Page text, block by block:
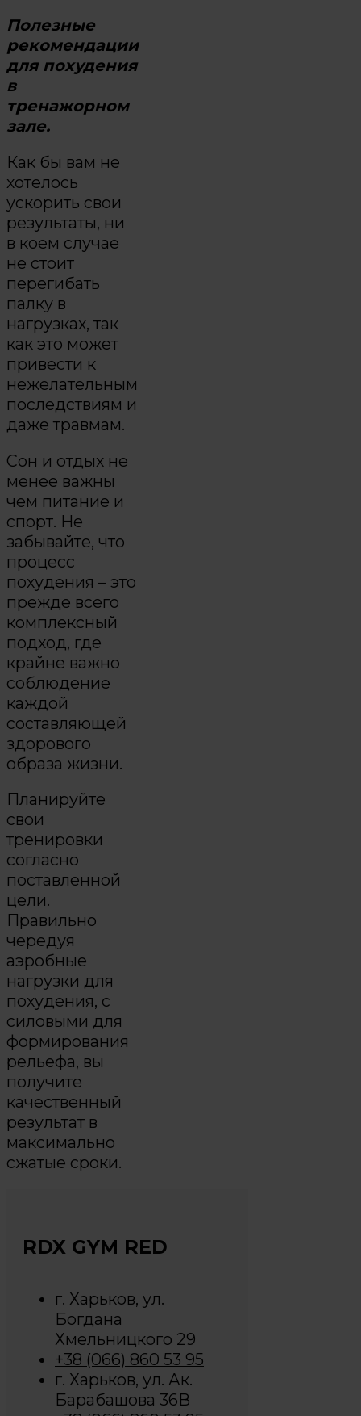
Полезные
рекомендации
для похудения
в
тренажорном
зале.
Как бы вам не
хотелось
ускорить свои
результаты, ни
в коем случае
не стоит
перегибать
палку в
нагрузках, так
как это может
привести к
нежелательным
последствиям и
даже травмам.
Сон и отдых не
менее важны
чем питание и
спорт. Не
забывайте, что
процесс
похудения – это
прежде всего
комплексный
подход, где
крайне важно
соблюдение
каждой
составляющей
здорового
образа жизни.
Планируйте
свои
тренировки
согласно
поставленной
цели.
Правильно
чередуя
аэробные
нагрузки для
похудения, с
силовыми для
формирования
рельефа, вы
получите
качественный
результат в
максимально
сжатые сроки.
RDX GYM RED
г. Харьков, ул.
Богдана
Хмельницкого 29
+38 (066) 860 53 95
г. Харьков, ул. Ак.
Барабашова 36В